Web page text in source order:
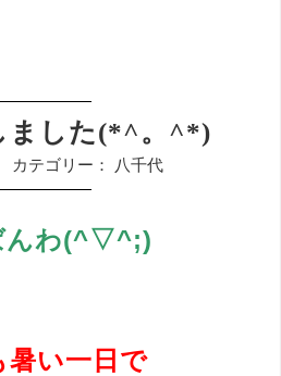
ました(*^。^*)
カテゴリー： 八千代
んわ(^▽^;)
暑い一日で